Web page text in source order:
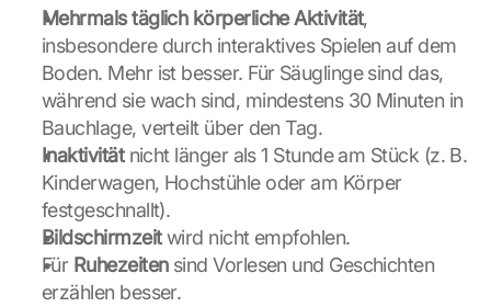
Mehrmals täglich körperliche Aktivität,
insbesondere durch interaktives Spielen auf dem
Boden. Mehr ist besser. Für Säuglinge sind das,
während sie wach sind, mindestens 30 Minuten in
Bauchlage, verteilt über den Tag.
Inaktivität nicht länger als 1 Stunde am Stück (z. B.
Kinderwagen, Hochstühle oder am Körper
festgeschnallt).
Bildschirmzeit wird nicht empfohlen.
Für Ruhezeiten sind Vorlesen und Geschichten
erzählen besser.
e
n
,
y
o
u
g
r
e
e
t